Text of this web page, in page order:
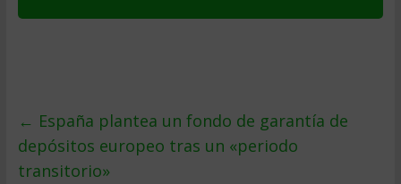
← España plantea un fondo de garantía de
depósitos europeo tras un «periodo
transitorio»